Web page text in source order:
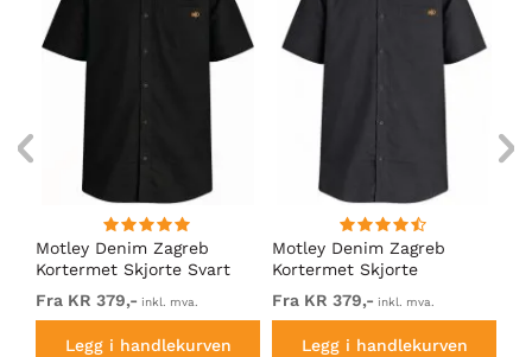
Motley Denim Zagreb
Kortermet Skjorte Svart
Fra KR 379,- inkl. mva.
Legg i handlekurven
Motley Denim Zagreb
Kortermet Skjorte
Mørkegrå
Fra KR 379,- inkl. mva.
Legg i handlekurven